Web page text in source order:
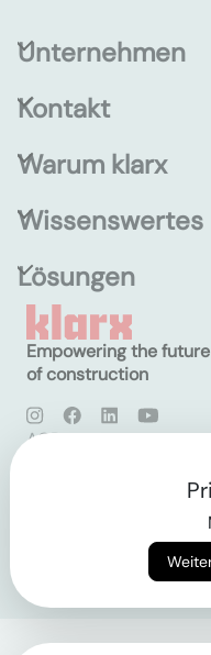
Unternehmen
Kontakt
Warum klarx
Wissenswertes
Lösungen
Empowering the future
of construction
AGB